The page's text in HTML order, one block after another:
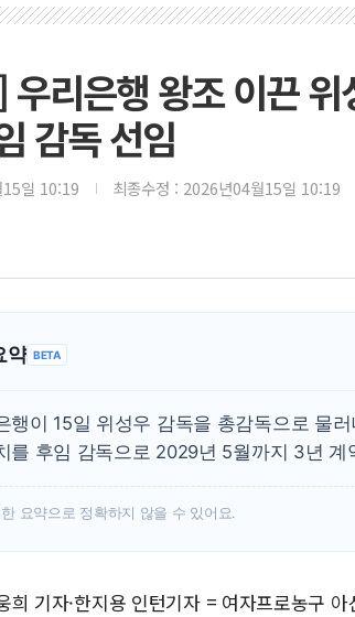
우리은행 왕조 이끈
감독 선임
일 10:19 최종수정 : 2026년04월15일 10:19
약 BETA
행이 15일 위성우 감독을 총감독으로 물
를 후임 감독으로 2029년 5월까지 3년 계
요약으로 정확하지 않을 수 있어요.
희 기자·한지용 인턴기자 = 여자프로농구